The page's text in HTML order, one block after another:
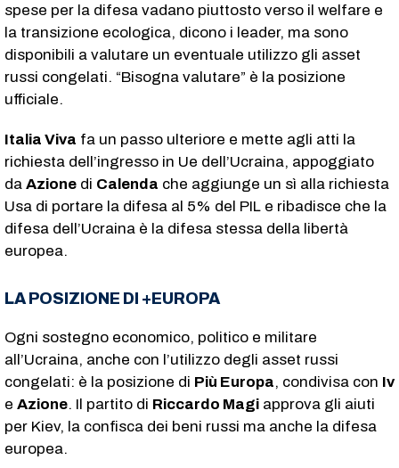
spese per la difesa vadano piuttosto verso il welfare e
la transizione ecologica, dicono i leader, ma sono
disponibili a valutare un eventuale utilizzo gli asset
russi congelati. “Bisogna valutare” è la posizione
ufficiale.
Italia Viva fa un passo ulteriore e mette agli atti la
richiesta dell’ingresso in Ue dell’Ucraina, appoggiato
da Azione di Calenda che aggiunge un sì alla richiesta
Usa di portare la difesa al 5% del PIL e ribadisce che la
difesa dell’Ucraina è la difesa stessa della libertà
europea.
LA POSIZIONE DI +EUROPA
Ogni sostegno economico, politico e militare
all’Ucraina, anche con l’utilizzo degli asset russi
congelati: è la posizione di Più Europa, condivisa con Iv
e Azione. Il partito di Riccardo Magi approva gli aiuti
per Kiev, la confisca dei beni russi ma anche la difesa
europea.